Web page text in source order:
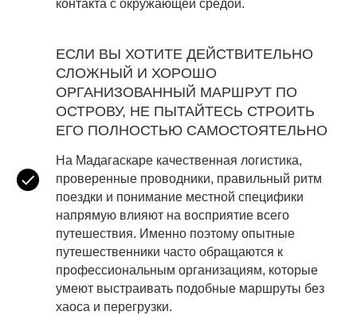
контакта с окружающей средой.
ЕСЛИ ВЫ ХОТИТЕ ДЕЙСТВИТЕЛЬНО
СЛОЖНЫЙ И ХОРОШО
ОРГАНИЗОВАННЫЙ МАРШРУТ ПО
ОСТРОВУ, НЕ ПЫТАЙТЕСЬ СТРОИТЬ
ЕГО ПОЛНОСТЬЮ САМОСТОЯТЕЛЬНО
На Мадагаскаре качественная логистика,
проверенные проводники, правильный ритм
поездки и понимание местной специфики
напрямую влияют на восприятие всего
путешествия. Именно поэтому опытные
путешественники часто обращаются к
профессиональным организациям, которые
умеют выстраивать подобные маршруты без
хаоса и перегрузки.